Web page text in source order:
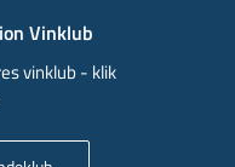
Vinklub
vinklub - klik